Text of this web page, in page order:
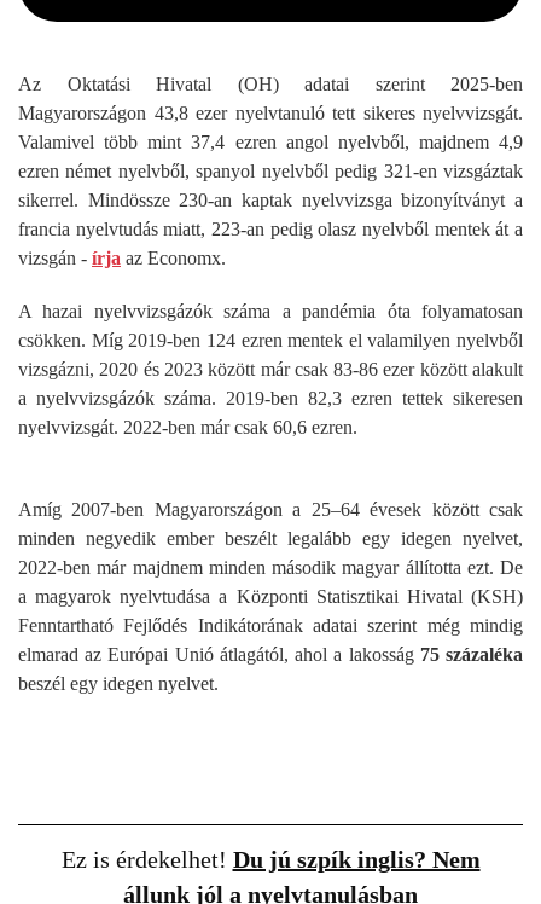
Az Oktatási Hivatal (OH) adatai szerint 2025-ben
Magyarországon 43,8 ezer nyelvtanuló tett sikeres nyelvvizsgát.
Valamivel több mint 37,4 ezren angol nyelvből, majdnem 4,9
ezren német nyelvből, spanyol nyelvből pedig 321-en vizsgáztak
sikerrel. Mindössze 230-an kaptak nyelvvizsga bizonyítványt a
francia nyelvtudás miatt, 223-an pedig olasz nyelvből mentek át a
vizsgán - írja az Economx.
A hazai nyelvvizsgázók száma a pandémia óta folyamatosan
csökken. Míg 2019-ben 124 ezren mentek el valamilyen nyelvből
vizsgázni, 2020 és 2023 között már csak 83-86 ezer között alakult
a nyelvvizsgázók száma. 2019-ben 82,3 ezren tettek sikeresen
nyelvvizsgát. 2022-ben már csak 60,6 ezren.
Amíg 2007-ben Magyarországon a 25–64 évesek között csak
minden negyedik ember beszélt legalább egy idegen nyelvet,
2022-ben már majdnem minden második magyar állította ezt. De
a magyarok nyelvtudása a Központi Statisztikai Hivatal (KSH)
Fenntartható Fejlődés Indikátorának adatai szerint még mindig
elmarad az Európai Unió átlagától, ahol a lakosság 75 százaléka
beszél egy idegen nyelvet.
Ez is érdekelhet! Du jú szpík inglis? Nem
állunk jól a nyelvtanulásban